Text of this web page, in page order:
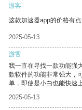
游客
这款加速器app的价格有
2025-05-13
游客
我一直在寻找一款功能强
款软件的功能非常强大，
单，即使是小白也能快速
2025-05-13